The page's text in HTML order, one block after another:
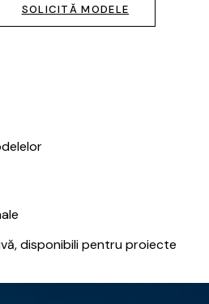
SOLICITĂ MODELE
disponibili pentru proiecte